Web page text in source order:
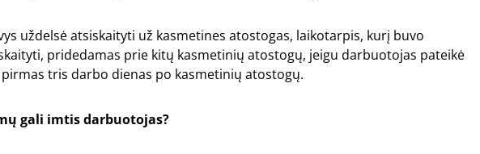
uždelsė atsiskaityti už kasmetines atostogas, laikotarpis, kurį buvo
pridedamas prie kitų kasmetinių atostogų, jeigu darbuotojas pateikė
tris darbo dienas po kasmetinių atostogų.
gali imtis darbuotojas?